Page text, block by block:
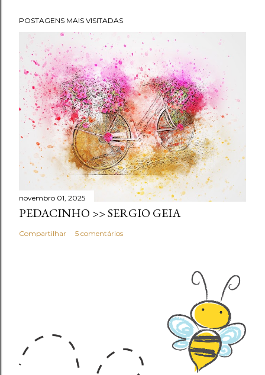
POSTAGENS MAIS VISITADAS
novembro 01, 2025
PEDACINHO >> SERGIO GEIA
Compartilhar 5 comentários